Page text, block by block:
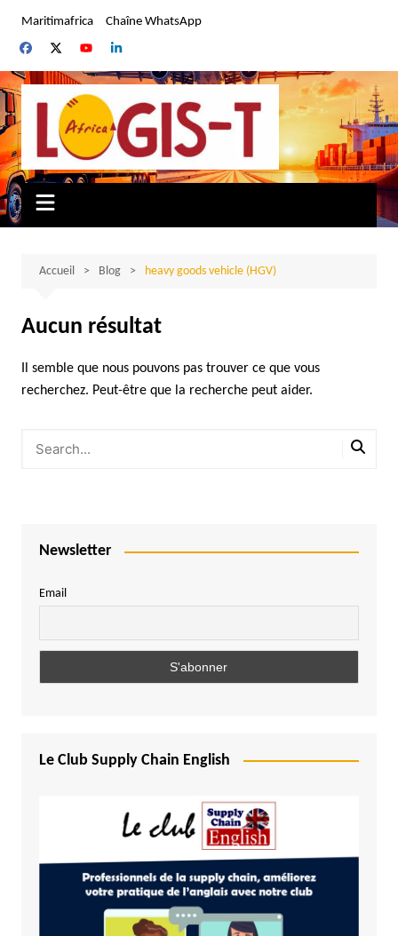
contenu
Maritimafrica Chaîne WhatsApp
Accueil Blog heavy goods vehicle (HGV)
Aucun résultat
Il semble que nous pouvons pas trouver ce que vous
recherchez. Peut-être que la recherche peut aider.
Newsletter
Email
Le Club Supply Chain English